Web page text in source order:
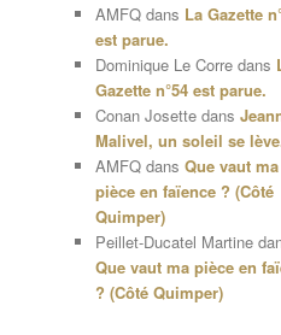
AMFQ dans La Gazette
est parue.
Dominique Le Corre dans
Gazette n°54 est parue.
Conan Josette dans
Malivel, un soleil se
AMFQ dans Que vaut ma
pièce en faïence ? (Côté
Quimper)
Peillet-Ducatel Martine
Que vaut ma pièce en
? (Côté Quimper)